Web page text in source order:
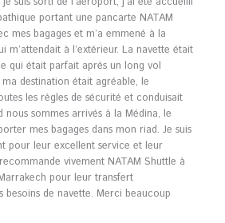
portant une pancarte NATAM
mes bagages et m’a emmené à la
m’attendait à l’extérieur. La navette était
qui était parfait après un long vol
destination était agréable, le
les règles de sécurité et conduisait
nous sommes arrivés à la Médina, le
mes bagages dans mon riad. Je suis
pour leur excellent service et leur
vivement NATAM Shuttle à
pour leur transfert
de navette. Merci beaucoup